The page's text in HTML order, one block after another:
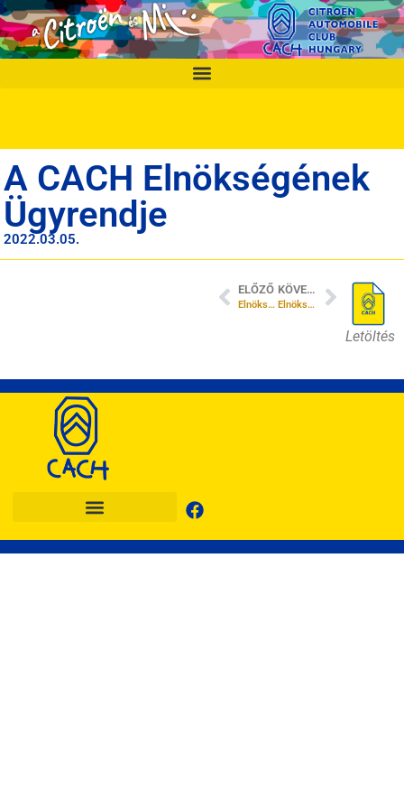
A CACH Elnökségének
Ügyrendje
2022.03.05.
ELŐZŐ
Elnökségi ülés 2022/01
KÖVETKEZŐ
Elnökségi ülés 2022/02
Letöltés